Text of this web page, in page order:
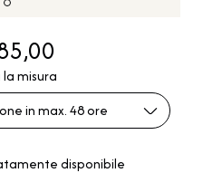
misura
in max. 48 ore
disponibile